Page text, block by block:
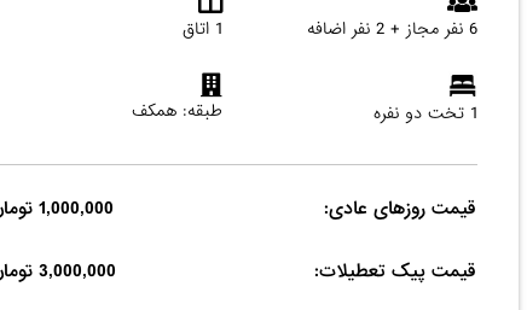
6 نفر مجاز + 2 نفر اضافه 1 اتاق
1 تخت دو نفره طبقه: همکف
قیمت روزهای عادی: 1,000,000 تومان
قیمت پیک تعطیلات: 3,000,000 تومان